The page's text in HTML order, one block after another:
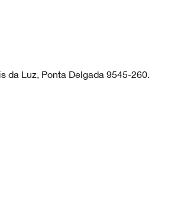
da Luz, Ponta Delgada 9545-260.